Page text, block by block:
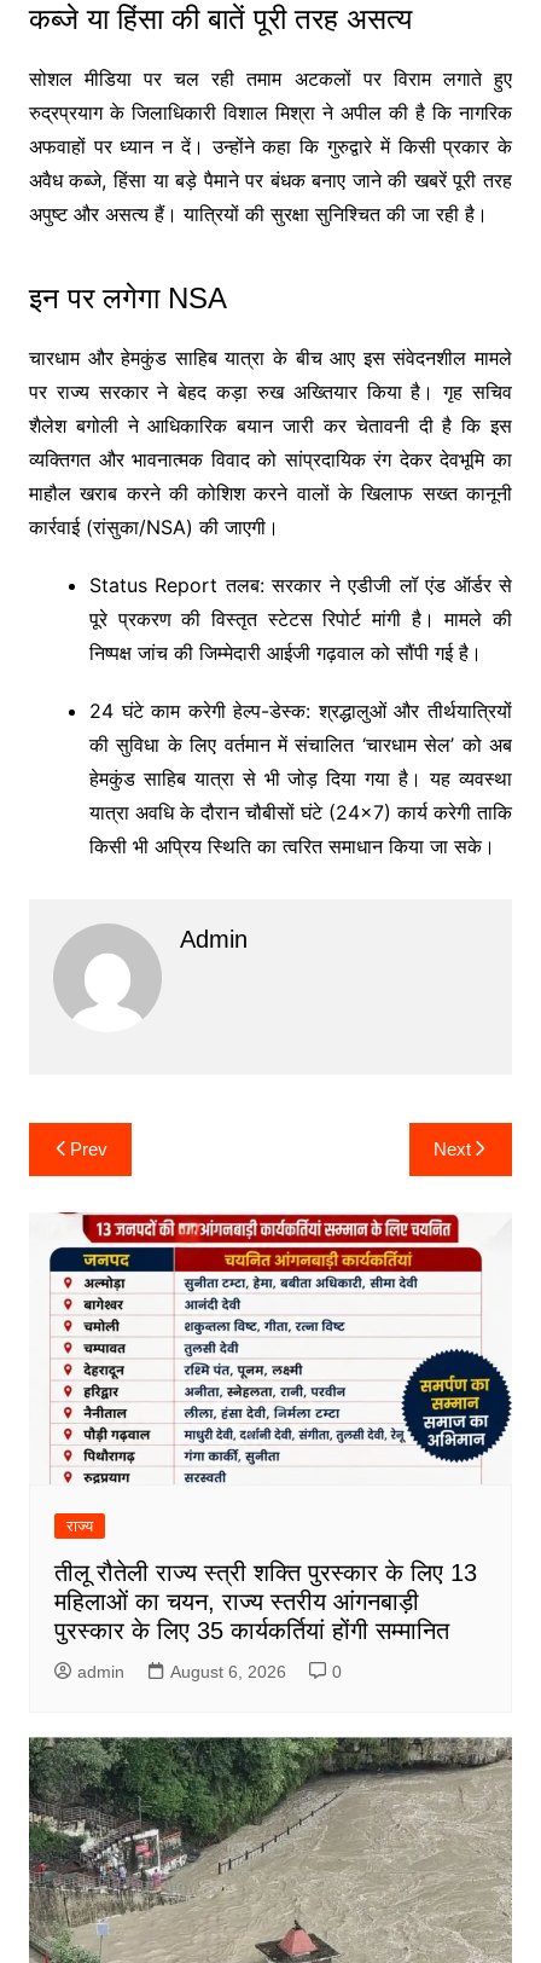
कब्जे या हिंसा की बातें पूरी तरह असत्य
सोशल मीडिया पर चल रही तमाम अटकलों पर विराम लगाते हुए
रुद्रप्रयाग के जिलाधिकारी विशाल मिश्रा ने अपील की है कि नागरिक
अफवाहों पर ध्यान न दें। उन्होंने कहा कि गुरुद्वारे में किसी प्रकार के
अवैध कब्जे, हिंसा या बड़े पैमाने पर बंधक बनाए जाने की खबरें पूरी तरह
अपुष्ट और असत्य हैं। यात्रियों की सुरक्षा सुनिश्चित की जा रही है।
इन पर लगेगा NSA
चारधाम और हेमकुंड साहिब यात्रा के बीच आए इस संवेदनशील मामले
पर राज्य सरकार ने बेहद कड़ा रुख अख्तियार किया है। गृह सचिव
शैलेश बगोली ने आधिकारिक बयान जारी कर चेतावनी दी है कि इस
व्यक्तिगत और भावनात्मक विवाद को सांप्रदायिक रंग देकर देवभूमि का
माहौल खराब करने की कोशिश करने वालों के खिलाफ सख्त कानूनी
कार्रवाई (रांसुका/NSA) की जाएगी।
Status Report तलब: सरकार ने एडीजी लॉ एंड ऑर्डर से
पूरे प्रकरण की विस्तृत स्टेटस रिपोर्ट मांगी है। मामले की
निष्पक्ष जांच की जिम्मेदारी आईजी गढ़वाल को सौंपी गई है।
24 घंटे काम करेगी हेल्प-डेस्क: श्रद्धालुओं और तीर्थयात्रियों
की सुविधा के लिए वर्तमान में संचालित ‘चारधाम सेल’ को अब
हेमकुंड साहिब यात्रा से भी जोड़ दिया गया है। यह व्यवस्था
यात्रा अवधि के दौरान चौबीसों घंटे (24×7) कार्य करेगी ताकि
किसी भी अप्रिय स्थिति का त्वरित समाधान किया जा सके।
Admin
Post
navigation
Prev Next
राज्य
तीलू रौतेली राज्य स्त्री शक्ति पुरस्कार के लिए 13
महिलाओं का चयन, राज्य स्तरीय आंगनबाड़ी
पुरस्कार के लिए 35 कार्यकर्तियां होंगी सम्मानित
admin August 6, 2026 0